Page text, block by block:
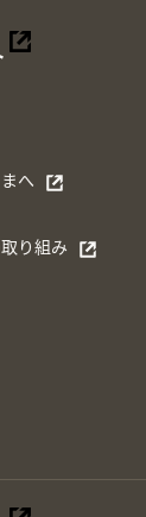
へ
り組み